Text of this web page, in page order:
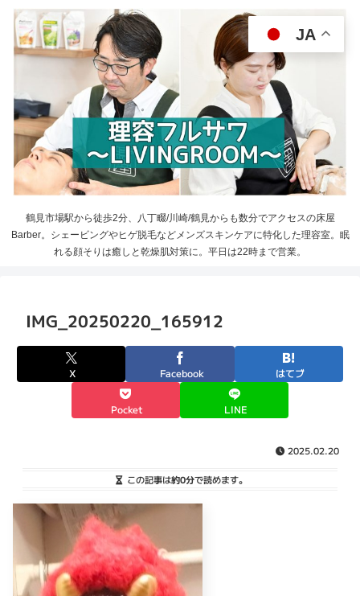
鶴見市場駅から徒歩2分、八丁畷/川崎/鶴見からも数分でアクセスの床屋
Barber。シェービングやヒゲ脱毛などメンズスキンケアに特化した理容室。眠
れる顔そりは癒しと乾燥肌対策に。平日は22時まで営業。
IMG_20250220_165912
X Facebook はてブ
Pocket LINE
2025.02.20
この記事は約0分で読めます。
JA